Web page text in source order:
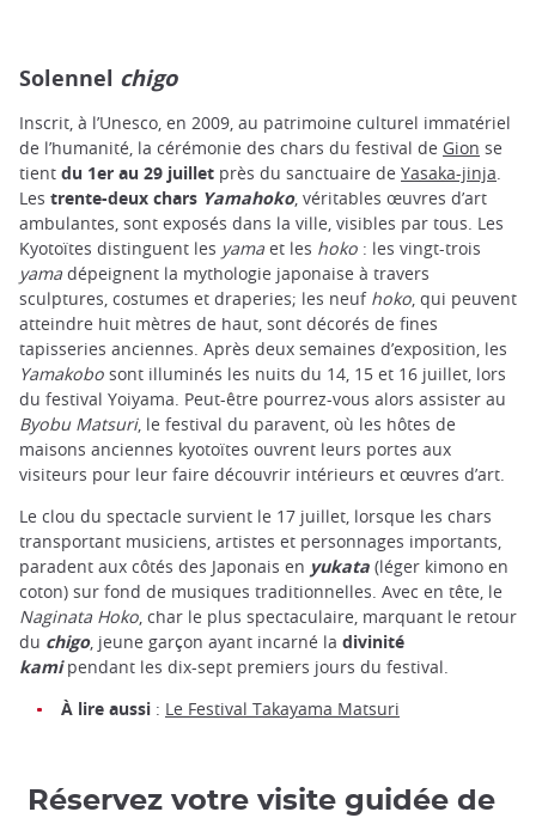
Solennel chigo
Inscrit, à l’Unesco, en 2009, au patrimoine culturel immatériel
de l’humanité, la cérémonie des chars du festival de Gion se
tient du 1er au 29 juillet près du sanctuaire de Yasaka-jinja
Les trente-deux chars Yamahoko, véritables œuvres d’art
ambulantes, sont exposés dans la ville, visibles par tous. Les
Kyotoïtes distinguent les yama et les hoko : les vingt-trois
yama dépeignent la mythologie japonaise à travers
sculptures, costumes et draperies; les neuf hoko , qui peuvent
atteindre huit mètres de haut, sont décorés de fines
tapisseries anciennes. Après deux semaines d’exposition, les
Yamakobo sont illuminés les nuits du 14, 15 et 16 juillet, lors
du festival Yoiyama. Peut-être pourrez-vous alors assister au
Byobu Matsuri, le festival du paravent, où les hôtes de
maisons anciennes kyotoïtes ouvrent leurs portes aux
visiteurs pour leur faire découvrir intérieurs et œuvres d’art.
Le clou du spectacle survient le 17 juillet, lorsque les chars
transportant musiciens, artistes et personnages importants,
paradent aux côtés des Japonais en yukata (léger kimono en
coton) sur fond de musiques traditionnelles. Avec en tête, le
Naginata Hoko , char le plus spectaculaire, marquant le retour
du chigo, jeune garçon ayant incarné la divinité
kamipendant les dix-sept premiers jours du festival.
À lire aussi : Le Festival Takayama Matsuri
Réservez votre visite guidée de